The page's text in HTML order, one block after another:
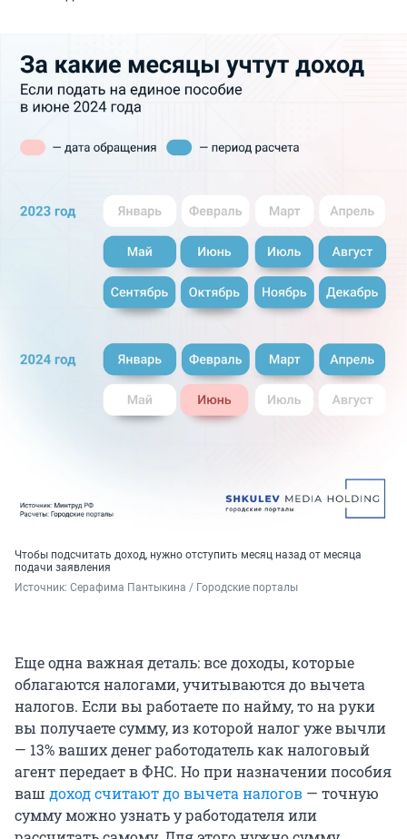
Чтобы подсчитать доход, нужно отступить месяц назад от месяца
подачи заявления
Источник: Серафима Пантыкина / Городские порталы
Еще одна важная деталь: все доходы, которые
облагаются налогами, учитываются до вычета
налогов. Если вы работаете по найму, то на руки
вы получаете сумму, из которой налог уже вычли
— 13% ваших денег работодатель как налоговый
агент передает в ФНС. Но при назначении пособия
ваш доход считают до вычета налогов — точную
сумму можно узнать у работодателя или